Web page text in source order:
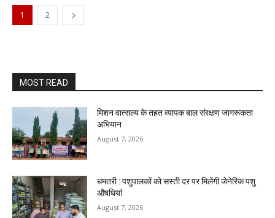
1 2
MOST READ
मिशन वात्सल्य के तहत व्यापक बाल संरक्षण जागरूकता
अभियान
August 7, 2026
धमतरी : पशुपालकों को सस्ती दर पर मिलेंगी जेनेरिक पशु
औषधियां
August 7, 2026